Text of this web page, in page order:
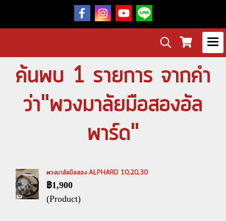
ค้นพบ 1 รายการ จากคำ
ว่า"พวงมาลัยมือสองอัล
พาร์ด"
พวงมาลัยมือสอง ALPHARD 10,20,30
฿1,900
(Product)